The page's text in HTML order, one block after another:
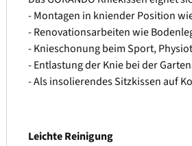
- Montagen in kniender Position
- Renovationsarbeiten wie
- Knieschonung beim Sport,
- Entlastung der Knie bei der
- Als insolierendes Sitzkissen auf
Leichte Reinigung